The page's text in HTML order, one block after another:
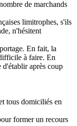
de marchands
limitrophes, s'ils
n'hésitent
En fait, la
à faire. En
d'établir après coup
tous domiciliés en
former un recours